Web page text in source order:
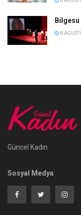
8
Güncel Kadın
Sosyal Medya